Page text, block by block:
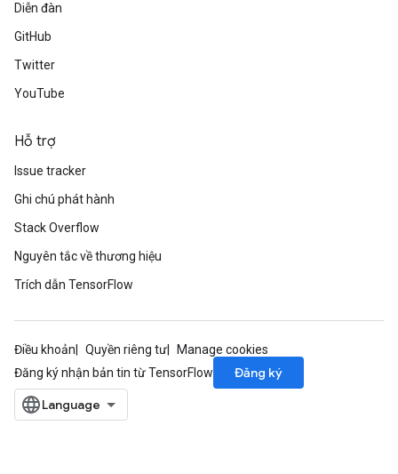
Diễn đàn
GitHub
Twitter
YouTube
Hỗ trợ
Issue tracker
Ghi chú phát hành
Stack Overflow
Nguyên tắc về thương hiệu
Trích dẫn TensorFlow
Điều khoản Quyền riêng tư
Manage cookies
Đăng ký nhận bản tin từ TensorFlow
Đăng ký